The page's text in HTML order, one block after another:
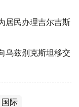
居民办理吉尔吉斯
乌兹别克斯坦移交
国际